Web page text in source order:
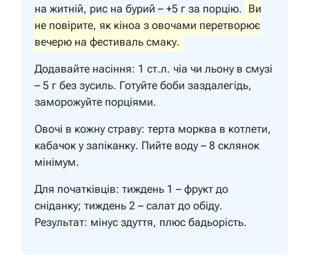
на житній, рис на бурий – +5 г за порцію. Ви
не повірите, як кіноа з овочами перетворює
вечерю на фестиваль смаку.
Додавайте насіння: 1 ст.л. чіа чи льону в смузі
– 5 г без зусиль. Готуйте боби заздалегідь,
заморожуйте порціями.
Овочі в кожну страву: терта морква в котлети,
кабачок у запіканку. Пийте воду – 8 склянок
мінімум.
Для початківців: тиждень 1 – фрукт до
сніданку; тиждень 2 – салат до обіду.
Результат: мінус здуття, плюс бадьорість.